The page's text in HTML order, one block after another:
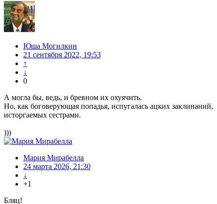
Юша Могилкин
21 сентября 2022, 19:53
↑
↓
0
А могла бы, ведь, и бревном их охуячить.
Но, как боговерующая попадья, испугалась ацких заклинаний,
исторгаемых сестрами.
)))
Мария Мирабелла
24 марта 2026, 21:30
↓
+1
Бляц!